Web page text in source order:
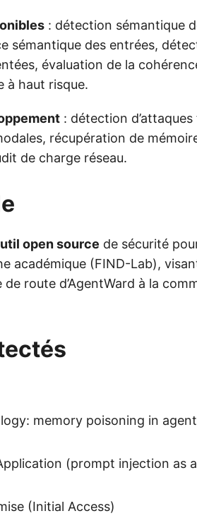
: détection sémantique
sémantique des entrées,
évaluation de la
à haut risque.
: détection
récupération de
de charge réseau.
open source de sécurité
académique (FIND-Lab),
route d’AgentWard à la
memory poisoning in
(prompt injection as
(Initial Access)